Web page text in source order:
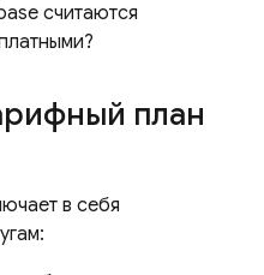
считаются
план
в себя